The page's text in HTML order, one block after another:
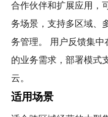
合作伙伴和扩展应用，
务场景，支持多区域、
务管理。 用户反馈集
的业务需求，部署模式
云。
适用场景